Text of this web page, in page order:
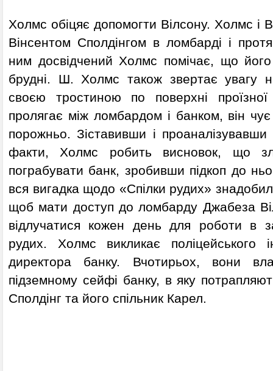
Холмс обіцяє допомогти Вілсону. Холмс і
Вінсентом Сполдінгом в ломбарді і
ним досвідчений Холмс помічає, що
брудні. Ш. Холмс також звертає увагу
своєю тростиною по поверхні
пролягає між ломбардом і банком, він
порожньо. Зіставивши і проаналізувавши
факти, Холмс робить висновок, що
пограбувати банк, зробивши підкоп до
вся вигадка щодо «Спілки рудих»
щоб мати доступ до ломбарду Джабеза
відлучатися кожен день для роботи в
рудих. Холмс викликає поліцейського
директора банку. Вчотирьох, вони
підземному сейфі банку, в яку
Сполдінг та його спільник Карел.